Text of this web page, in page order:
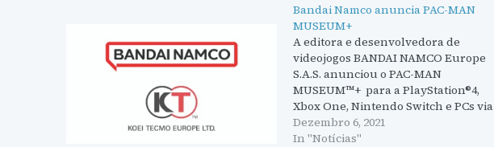
Bandai Namco anuncia PAC-MAN
MUSEUM+
A editora e desenvolvedora de
videojogos BANDAI NAMCO Europe
S.A.S. anunciou o PAC-MAN
MUSEUM™+ para a PlayStation®4,
Xbox One, Nintendo Switch e PCs via
STEAM®. Jogadores e fãs do ícone
cultural são convidados a revisitar 14
Dezembro 6, 2021
In "Notícias"